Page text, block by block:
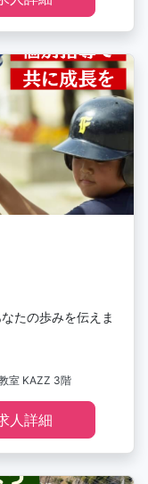
たの歩みを伝えま
室 KAZZ 3階
人詳細